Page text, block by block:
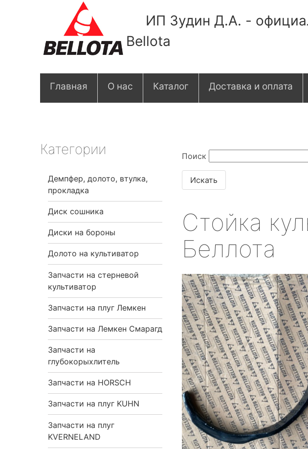
ИП Зудин Д.А. -
Bellota
О
с
о
в
н
а
я
н
а
в
и
г
а
ц
и
я
Главная О нас Каталог Доставка и оплата
Поиск
Стойка
Беллота
Категории
Демпфер, долото, втулка,
прокладка
Диск сошника
Диски на бороны
Долото на культиватор
Запчасти на стерневой
культиватор
Запчасти на плуг Лемкен
Запчасти на Лемкен Смарагд
Запчасти на
глубокорыхлитель
Запчасти на HORSCH
Запчасти на плуг KUHN
Запчасти на плуг
KVERNELAND